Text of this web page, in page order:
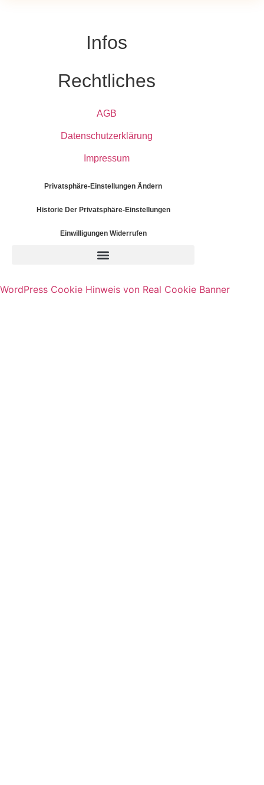
Infos
Rechtliches
AGB
Datenschutzerklärung
Impressum
Privatsphäre-Einstellungen Ändern
Historie Der Privatsphäre-Einstellungen
Einwilligungen Widerrufen
WordPress Cookie Hinweis von Real Cookie Banner